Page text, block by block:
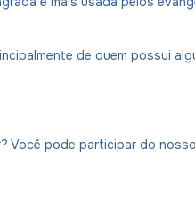
de quem possui
Você pode participar do nosso